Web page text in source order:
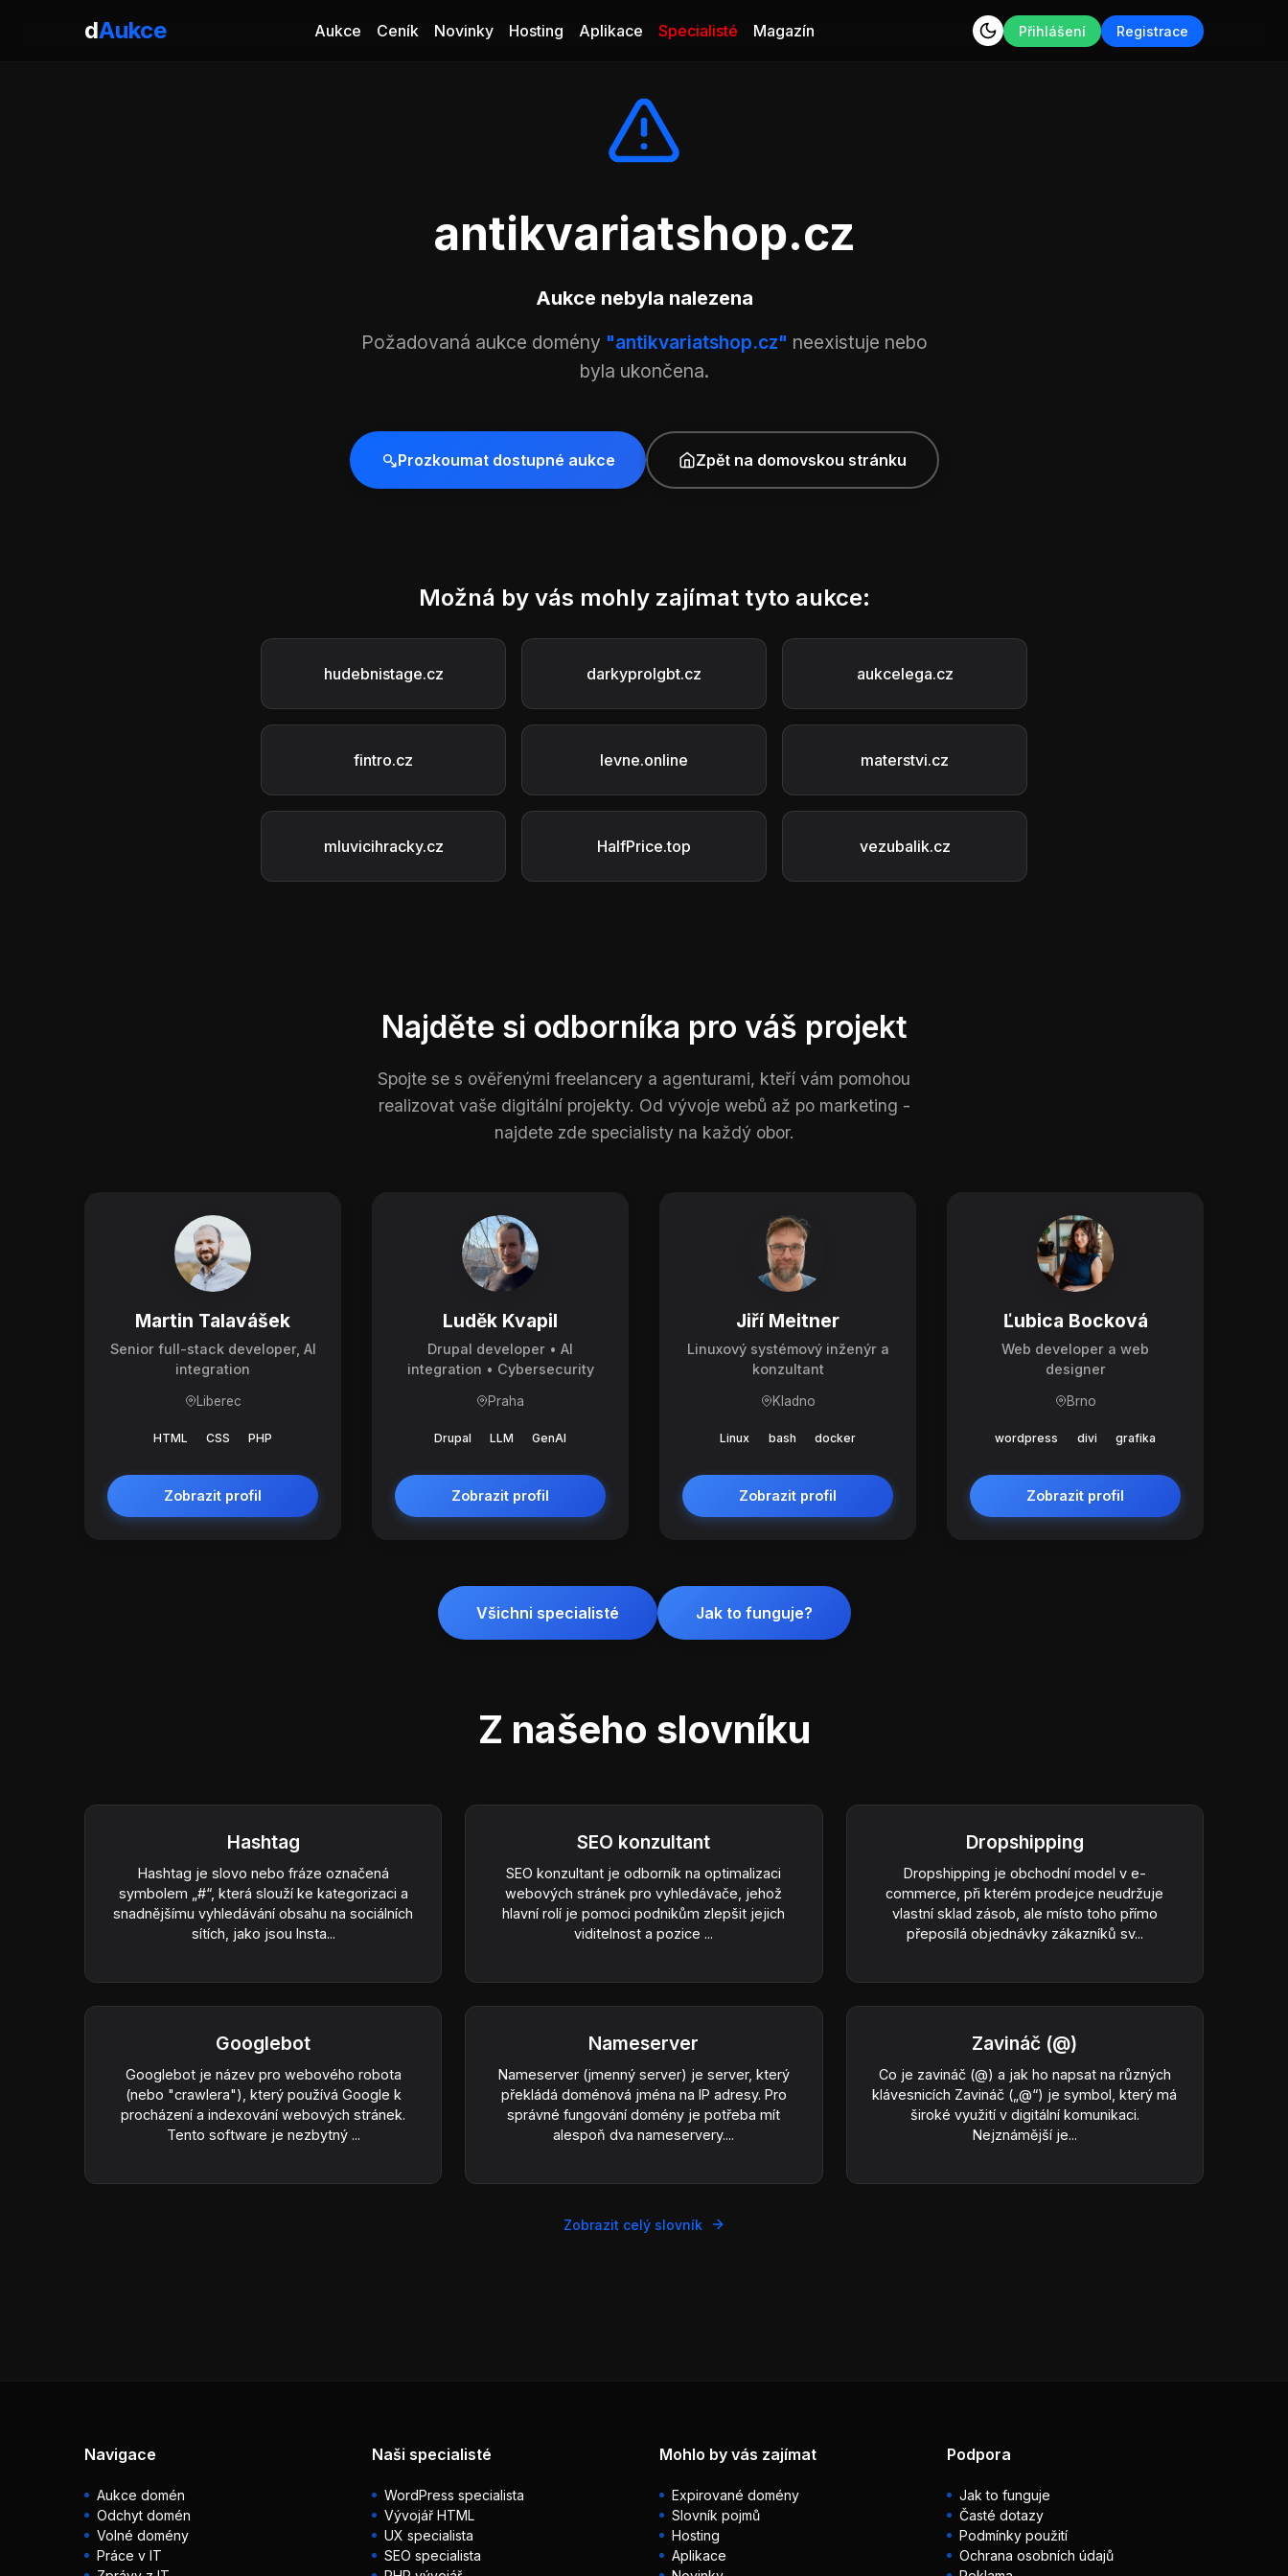
dAukce Aukce Ceník Novinky Hosting Aplikace Specialisté Magazín Přihlášení Registrace
antikvariatshop.cz
Aukce nebyla nalezena
Požadovaná aukce domény "antikvariatshop.cz" neexistuje nebo
byla ukončena.
Prozkoumat dostupné aukce Zpět na domovskou stránku
Možná by vás mohly zajímat tyto aukce:
hudebnistage.cz darkyprolgbt.cz aukcelega.cz
fintro.cz levne.online materstvi.cz
mluvicihracky.cz HalfPrice.top vezubalik.cz
Najděte si odborníka pro váš projekt
Spojte se s ověřenými freelancery a agenturami, kteří vám pomohou
realizovat vaše digitální projekty. Od vývoje webů až po marketing -
najdete zde specialisty na každý obor.
Martin Talavášek
Senior full-stack developer, AI
integration
Liberec
HTML CSS PHP
Zobrazit profil
Luděk Kvapil
Drupal developer • AI
integration • Cybersecurity
Praha
Drupal LLM GenAI
Zobrazit profil
Jiří Meitner
Linuxový systémový inženýr a
konzultant
Kladno
Linux bash docker
Zobrazit profil
Ľubica Bocková
Web developer a web
designer
Brno
wordpress divi grafika
Zobrazit profil
Všichni specialisté Jak to funguje?
Z našeho slovníku
Hashtag
Hashtag je slovo nebo fráze označená
symbolem „#“, která slouží ke kategorizaci a
snadnějšímu vyhledávání obsahu na sociálních
sítích, jako jsou Insta...
SEO konzultant
SEO konzultant je odborník na optimalizaci
webových stránek pro vyhledávače, jehož
hlavní rolí je pomoci podnikům zlepšit jejich
viditelnost a pozice ...
Dropshipping
Dropshipping je obchodní model v e-
commerce, při kterém prodejce neudržuje
vlastní sklad zásob, ale místo toho přímo
přeposílá objednávky zákazníků sv...
Googlebot
Googlebot je název pro webového robota
(nebo "crawlera"), který používá Google k
procházení a indexování webových stránek.
Tento software je nezbytný ...
Nameserver
Nameserver (jmenný server) je server, který
překládá doménová jména na IP adresy. Pro
správné fungování domény je potřeba mít
alespoň dva nameservery....
Zavináč (@)
Co je zavináč (@) a jak ho napsat na různých
klávesnicích Zavináč („@“) je symbol, který má
široké využití v digitální komunikaci.
Nejznámější je...
Zobrazit celý slovník
Navigace
Aukce domén
Odchyt domén
Volné domény
Práce v IT
Naši specialisté
WordPress specialista
Vývojář HTML
UX specialista
SEO specialista
Mohlo by vás zajímat
Expirované domény
Slovník pojmů
Hosting
Aplikace
Podpora
Jak to funguje
Časté dotazy
Podmínky použití
Ochrana osobních údajů